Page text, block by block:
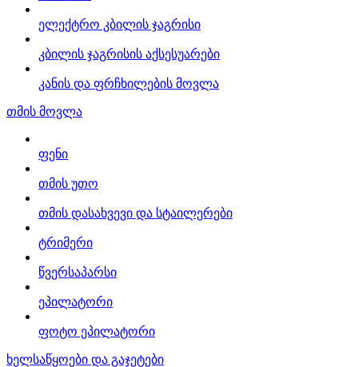
ელექტრო კბილის ჯაგრისი
კბილის ჯაგრისის აქსესუარები
კანის და ფრჩხილების მოვლა
თმის მოვლა
ფენი
თმის უთო
თმის დასახვევი და სტაილერები
ტრიმერი
წვერსაპარსი
ეპილატორი
ფოტო ეპილატორი
ხელსაწყოები და გაჯეტები